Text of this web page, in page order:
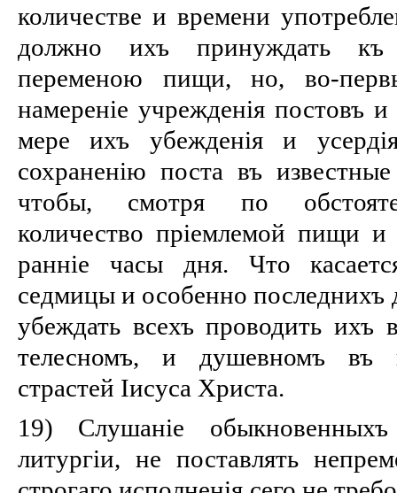
количестве и времени
должно ихъ принуждать къ
переменою пищи, но, во-
намереніе учрежденія постовъ
мере ихъ убежденія и
сохраненію поста въ
чтобы, смотря по
количество пріемлемой пищи
ранніе часы дня. Что
седмицы и особенно
убеждать всехъ проводить ихъ
телесномъ, и душевномъ въ
страстей Іисуса Христа.
19) Слушаніе
литургіи, не поставлять